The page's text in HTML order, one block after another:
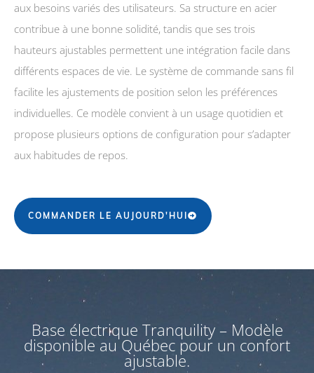
aux besoins variés des utilisateurs. Sa structure en acier
contribue à une bonne solidité, tandis que ses trois
hauteurs ajustables permettent une intégration facile dans
différents espaces de vie. Le système de commande sans fil
facilite les ajustements de position selon les préférences
individuelles. Ce modèle convient à un usage quotidien et
propose plusieurs options de configuration pour s’adapter
aux habitudes de repos.
COMMANDER LE AUJOURD'HUI
Base électrique Tranquility – Modèle
disponible au Québec pour un confort
ajustable.